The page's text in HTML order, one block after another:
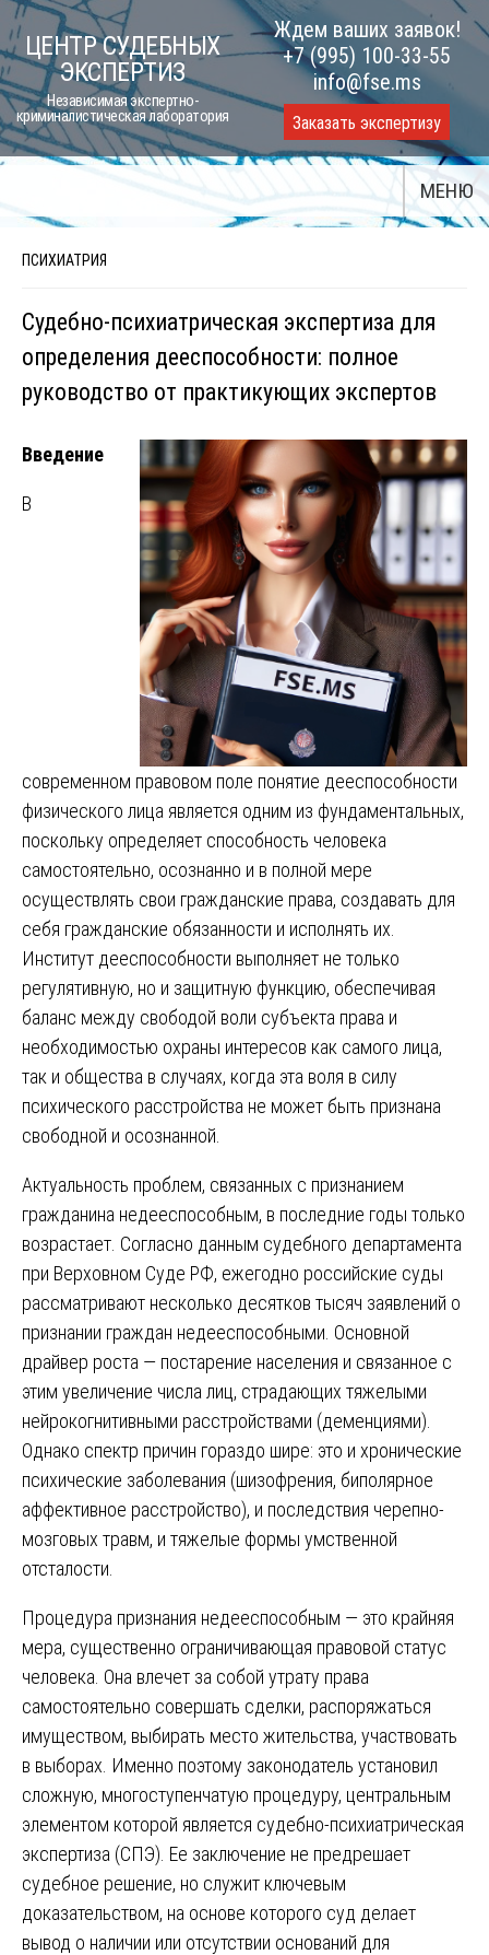
Skip
to
content
ЦЕНТР СУДЕБНЫХ
ЭКСПЕРТИЗ
Независимая экспертно-
криминалистическая лаборатория
Ждем ваших заявок!
+7 (995) 100-33-55
info@fse.ms
Заказать экспертизу
МЕНЮ
ПСИХИАТРИЯ
Судебно-психиатрическая экспертиза для
определения дееспособности: полное
руководство от практикующих экспертов
Введение
В
современном правовом поле понятие дееспособности
физического лица является одним из фундаментальных,
поскольку определяет способность человека
самостоятельно, осознанно и в полной мере
осуществлять свои гражданские права, создавать для
себя гражданские обязанности и исполнять их.
Институт дееспособности выполняет не только
регулятивную, но и защитную функцию, обеспечивая
баланс между свободой воли субъекта права и
необходимостью охраны интересов как самого лица,
так и общества в случаях, когда эта воля в силу
психического расстройства не может быть признана
свободной и осознанной.
Актуальность проблем, связанных с признанием
гражданина недееспособным, в последние годы только
возрастает. Согласно данным судебного департамента
при Верховном Суде РФ, ежегодно российские суды
рассматривают несколько десятков тысяч заявлений о
признании граждан недееспособными. Основной
драйвер роста — постарение населения и связанное с
этим увеличение числа лиц, страдающих тяжелыми
нейрокогнитивными расстройствами (деменциями).
Однако спектр причин гораздо шире: это и хронические
психические заболевания (шизофрения, биполярное
аффективное расстройство), и последствия черепно-
мозговых травм, и тяжелые формы умственной
отсталости.
Процедура признания недееспособным — это крайняя
мера, существенно ограничивающая правовой статус
человека. Она влечет за собой утрату права
самостоятельно совершать сделки, распоряжаться
имуществом, выбирать место жительства, участвовать
в выборах. Именно поэтому законодатель установил
сложную, многоступенчатую процедуру, центральным
элементом которой является судебно-психиатрическая
экспертиза (СПЭ). Ее заключение не предрешает
судебное решение, но служит ключевым
доказательством, на основе которого суд делает
вывод о наличии или отсутствии оснований для